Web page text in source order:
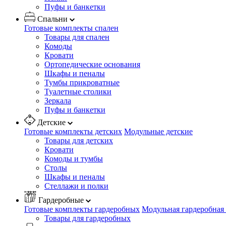
Пуфы и банкетки
Спальни
Готовые комплекты спален
Товары для спален
Комоды
Кровати
Ортопедические основания
Шкафы и пеналы
Тумбы прикроватные
Туалетные столики
Зеркала
Пуфы и банкетки
Детские
Готовые комплекты детских Модульные детские
Товары для детских
Кровати
Комоды и тумбы
Столы
Шкафы и пеналы
Стеллажи и полки
Гардеробные
Готовые комплекты гардеробных Модульная
Товары для гардеробных